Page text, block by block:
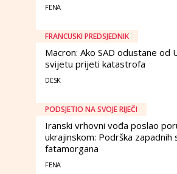
FENA
FRANCUSKI PREDSJEDNIK
Macron: Ako SAD odustane od
svijetu prijeti katastrofa
DESK
PODSJETIO NA SVOJE RIJEČI
Iranski vrhovni vođa poslao
ukrajinskom: Podrška zapadnih
fatamorgana
FENA